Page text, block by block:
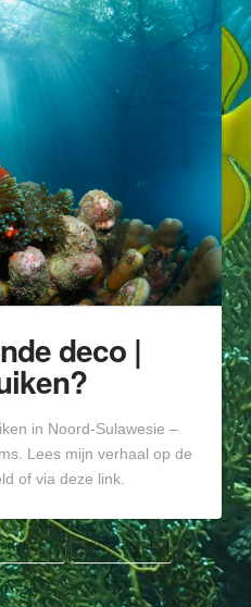
deco |
in Noord-Sulawesie –
Lees mijn verhaal op de
of via deze link.
FOTOGRAFIE